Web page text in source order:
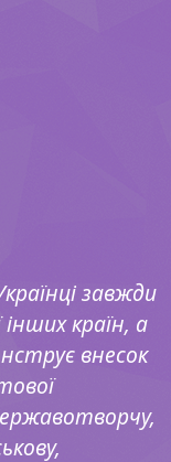
завжди
країн, а
внесок